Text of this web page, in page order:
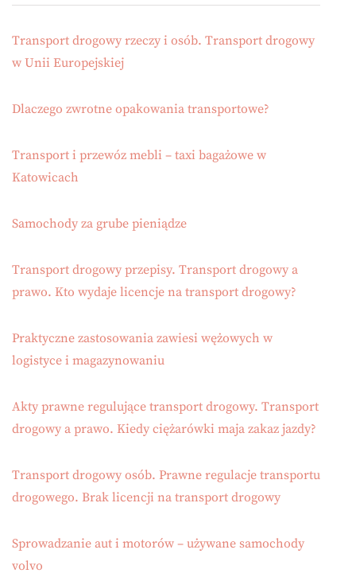
Transport drogowy rzeczy i osób. Transport drogowy
w Unii Europejskiej
Dlaczego zwrotne opakowania transportowe?
Transport i przewóz mebli – taxi bagażowe w
Katowicach
Samochody za grube pieniądze
Transport drogowy przepisy. Transport drogowy a
prawo. Kto wydaje licencje na transport drogowy?
Praktyczne zastosowania zawiesi wężowych w
logistyce i magazynowaniu
Akty prawne regulujące transport drogowy. Transport
drogowy a prawo. Kiedy ciężarówki maja zakaz jazdy?
Transport drogowy osób. Prawne regulacje transportu
drogowego. Brak licencji na transport drogowy
Sprowadzanie aut i motorów – używane samochody
volvo